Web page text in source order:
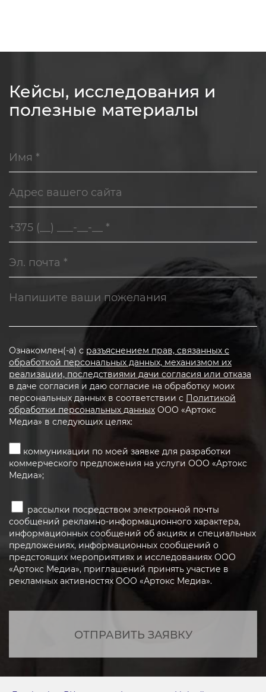
Кейсы, исследования и
полезные материалы
Ознакомлен(-а) с разъяснением прав, связанных с
обработкой персональных данных, механизмом их
реализации, последствиями дачи согласия или отказа
в даче согласия и даю согласие на обработку моих
персональных данных в соответствии с Политикой
обработки персональных данных ООО «Артокс
Медиа» в следующих целях:
коммуникации по моей заявке для разработки
коммерческого предложения на услуги ООО «Артокс
Медиа»;
рассылки посредством электронной почты
сообщений рекламно-информационного характера,
информационных сообщений об акциях и специальных
предложениях, информационных сообщений о
предстоящих мероприятиях и исследованиях ООО
«Артокс Медиа», приглашений принять участие в
рекламных активностях ООО «Артокс Медиа».
ОТПРАВИТЬ ЗАЯВКУ